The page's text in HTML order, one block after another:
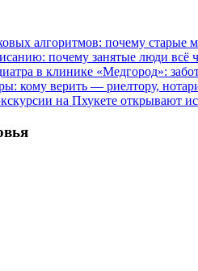
алгоритмов: почему старые
почему занятые люди всё
в клинике «Медгород»:
кому верить — риелтору,
на Пхукете открывают